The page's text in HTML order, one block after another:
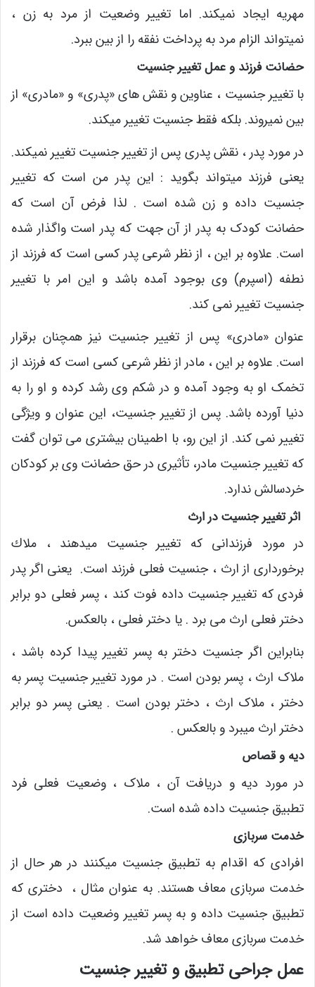
مهریه ایجاد نمیکند. اما تغییر وضعیت از مرد به زن ،
نمیتواند الزام مرد به پرداخت نفقه را از بین ببرد.
حضانت فرزند و عمل تغییر جنسیت
با تغییر جنسیت ، عناوین و نقش های «پدری» و «مادری» از
بین نمیروند. بلکه فقط جنسیت تغییر میکند.
در مورد پدر ، نقش پدری پس از تغییر جنسیت تغییر نمیکند.
یعنی فرزند میتواند بگوید : این پدر من است که تغییر
جنسیت داده و زن شده است . لذا فرض آن است که
حضانت کودک به پدر از آن جهت که پدر است واگذار شده
است. علاوه بر این ، از نظر شرعی پدر کسی است که فرزند از
نطفه (اسپرم) وی بوجود آمده باشد و این امر با تغییر
جنسیت تغییر نمی کند.
عنوان «مادری» پس از تغییر جنسیت نیز همچنان برقرار
است. علاوه بر این ، مادر از نظر شرعی کسی است که فرزند از
تخمک او به وجود آمده و در شکم وی رشد کرده و او را به
دنیا آورده باشد. پس از تغییر جنسیت، این عنوان و ویژگی
تغییر نمی کند. از این رو، با اطمینان بیشتری می توان گفت
که تغییر جنسیت مادر، تأثیری در حق حضانت وی بر کودکان
خردسالش ندارد.
اثر تغییر جنسیت در ارث
در مورد فرزندانی که تغییر جنسیت میدهند ، ملاك
برخورداری از ارث ، جنسيت فعلى فرزند است. یعنی اگر پدر
فردی که تغییر جنسیت داده فوت کند ، پسر فعلى دو برابر
دختر فعلى ارث مى برد . یا دختر فعلی ، بالعكس.
بنابراین اگر جنسیت دختر به پسر تغییر پیدا کرده باشد ،
ملاک ارث ، پسر بودن است . در مورد تغییر جنسیت پسر به
دختر ، ملاک ارث ، دختر بودن است . یعنی پسر دو برابر
دختر ارث میبرد و بالعکس .
دیه و قصاص
در مورد دیه و دریافت آن ، ملاک ، وضعیت فعلی فرد
تطبیق جنسیت داده شده است.
خدمت سربازی
افرادی که اقدام به تطبیق جنسیت میکنند در هر حال از
خدمت سربازی معاف هستند. به عنوان مثال ، دختری که
تطبیق جنسیت داده و به پسر تغییر وضعیت داده است از
خدمت سربازی معاف خواهد شد.
عمل جراحی تطبیق و تغییر جنسیت